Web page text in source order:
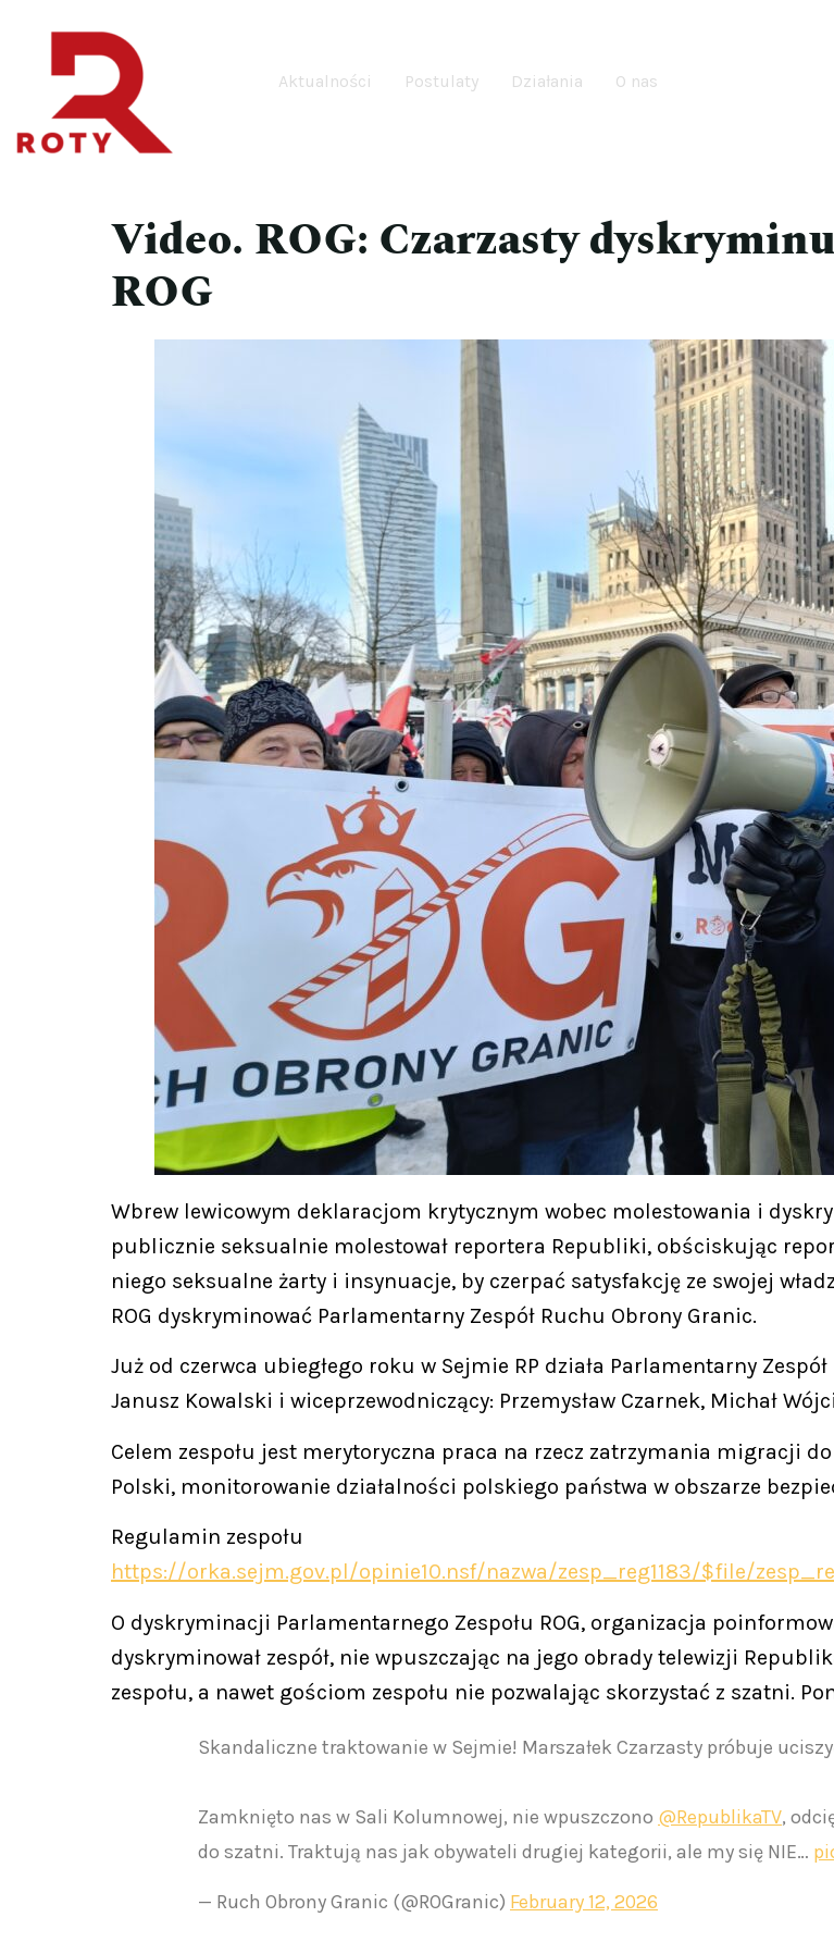
Aktualności Postulaty Działania O nas
Video. ROG: Czarzasty
ROG
Wbrew lewicowym deklaracjom krytycznym wobec molestowania i
publicznie seksualnie molestował reportera Republiki, obściskując
niego seksualne żarty i insynuacje, by czerpać satysfakcję ze swojej
ROG dyskryminować Parlamentarny Zespół Ruchu Obrony Granic.
Już od czerwca ubiegłego roku w Sejmie RP działa Parlamentarny
Janusz Kowalski i wiceprzewodniczący: Przemysław Czarnek, Michał
Celem zespołu jest merytoryczna praca na rzecz zatrzymania migracji
Polski, monitorowanie działalności polskiego państwa w obszarze
Regulamin zespołu
https://orka.sejm.gov.pl/opinie10.nsf/nazwa/zesp_reg1183/$file/
O dyskryminacji Parlamentarnego Zespołu ROG, organizacja
dyskryminował zespół, nie wpuszczając na jego obrady telewizji
zespołu, a nawet gościom zespołu nie pozwalając skorzystać z szatni.
Skandaliczne traktowanie w Sejmie! Marszałek Czarzasty próbuje
Zamknięto nas w Sali Kolumnowej, nie wpuszczono @RepublikaTV,
do szatni. Traktują nas jak obywateli drugiej kategorii, ale my się NIE…
— Ruch Obrony Granic (@ROGranic) February 12, 2026